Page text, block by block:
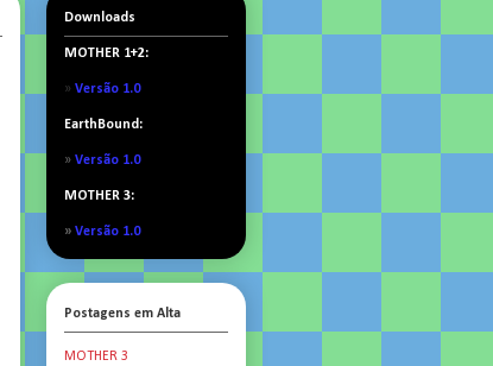
Downloads
MOTHER 1+2:
» Versão 1.0
EarthBound:
» Versão 1.0
MOTHER 3:
» Versão 1.0
Postagens em Alta
MOTHER 3